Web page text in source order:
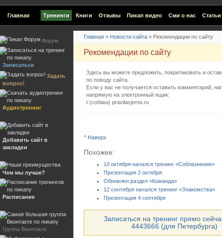
Главная Тренинги Книги Отзывы Пикап видео Сми о нас Статьи
Форум
Записаться
Задать
вопрос!
Аудиотренинг
Добавить сайт в
закладки
Чем мы лучше?
Расписание
Группа Вконтакте
Главная » Новости сайта » Рекомендации по сайту
Рекомендации по сайту
Здесь вы можете предложить, покритиковать и
по поводу сайта.
Если у вас не получается оставить комментарий,
напрямую на электронный ящик:
t (собака) pravilasjema.ru
^ Наверх
Похожее:
10 октября начался тренинг «Соблазнение»
Презентация 2 октября
Обновлен раздел «Команда»
12 сентября начался тренинг «Знакомства»
Презентация 4 сентября
Записаться на тренинг прямо
4443666 (для Петербурга)